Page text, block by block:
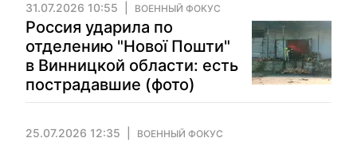
31.07.2026 10:55 ВОЕННЫЙ ФОКУС
Россия ударила по
отделению "Нової Пошти"
в Винницкой области: есть
пострадавшие (фото)
25.07.2026 12:35 ВОЕННЫЙ ФОКУС